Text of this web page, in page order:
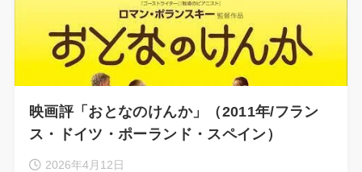
映画評「おとなのけんか」（2011年/フラン
ス・ドイツ・ポーランド・スペイン）
2026年4月12日